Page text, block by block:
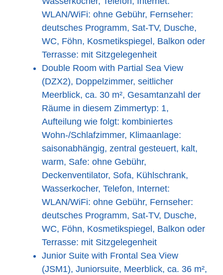
WLAN/WiFi: ohne Gebühr, Fernseher:
deutsches Programm, Sat-TV, Dusche,
WC, Föhn, Kosmetikspiegel, Balkon oder
Terrasse: mit Sitzgelegenheit
Double Room with Partial Sea View
(DZX2), Doppelzimmer, seitlicher
Meerblick, ca. 30 m², Gesamtanzahl der
Räume in diesem Zimmertyp: 1,
Aufteilung wie folgt: kombiniertes
Wohn-/Schlafzimmer, Klimaanlage:
saisonabhängig, zentral gesteuert, kalt,
warm, Safe: ohne Gebühr,
Deckenventilator, Sofa, Kühlschrank,
Wasserkocher, Telefon, Internet:
WLAN/WiFi: ohne Gebühr, Fernseher:
deutsches Programm, Sat-TV, Dusche,
WC, Föhn, Kosmetikspiegel, Balkon oder
Terrasse: mit Sitzgelegenheit
Junior Suite with Frontal Sea View
(JSM1), Juniorsuite, Meerblick, ca. 36 m²,